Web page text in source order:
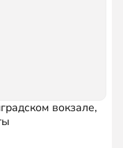
вокзале,